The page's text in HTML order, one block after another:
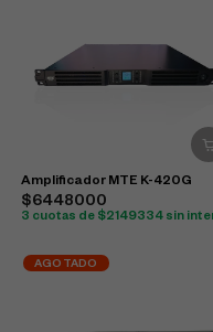
Amplificador MTE K-420G
$6448000
3 cuotas de $2149334 sin
AGOTADO